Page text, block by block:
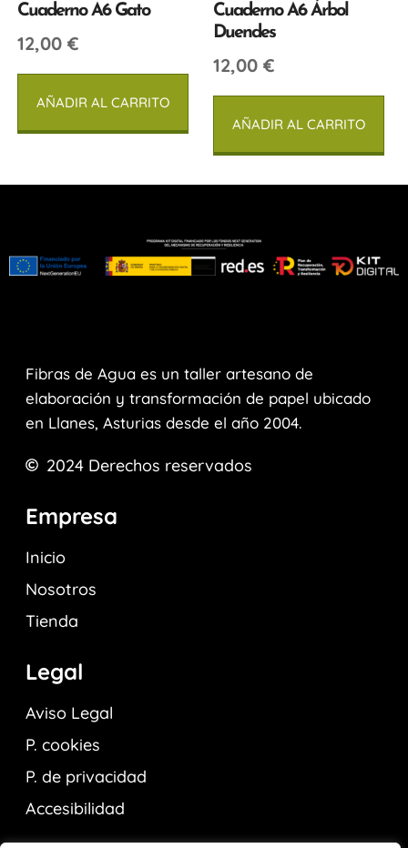
Cuaderno A6 Gato
12,00 €
AÑADIR AL CARRITO
Cuaderno A6 Árbol
Duendes
12,00 €
AÑADIR AL CARRITO
Fibras de Agua es un taller artesano de
elaboración y transformación de papel ubicado
en Llanes, Asturias desde el año 2004.
2024 Derechos reservados
Empresa
Inicio
Nosotros
Tienda
Legal
Aviso Legal
P. cookies
P. de privacidad
Accesibilidad